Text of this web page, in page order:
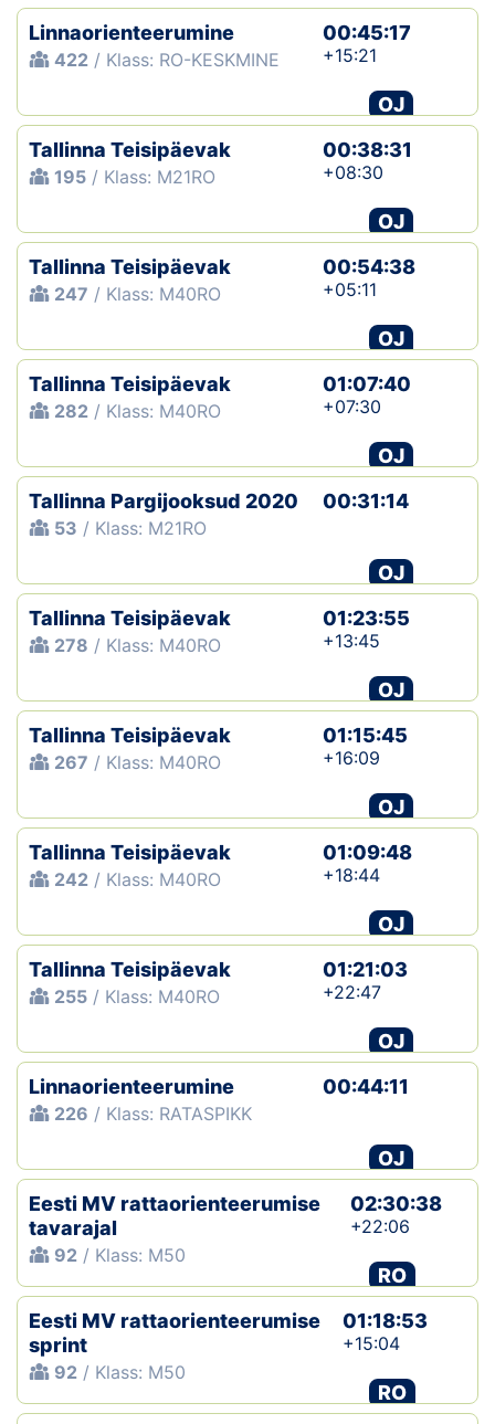
Linnaorienteerumine
422 / Klass: RO-KESKMINE
00:45:17
+15:21
OJ
Tallinna Teisipäevak
195 / Klass: M21RO
00:38:31
+08:30
OJ
Tallinna Teisipäevak
247 / Klass: M40RO
00:54:38
+05:11
OJ
Tallinna Teisipäevak
282 / Klass: M40RO
01:07:40
+07:30
OJ
Tallinna Pargijooksud 2020
53 / Klass: M21RO
00:31:14
OJ
Tallinna Teisipäevak
278 / Klass: M40RO
01:23:55
+13:45
OJ
Tallinna Teisipäevak
267 / Klass: M40RO
01:15:45
+16:09
OJ
Tallinna Teisipäevak
242 / Klass: M40RO
01:09:48
+18:44
OJ
Tallinna Teisipäevak
255 / Klass: M40RO
01:21:03
+22:47
OJ
Linnaorienteerumine
226 / Klass: RATASPIKK
00:44:11
OJ
Eesti MV rattaorienteerumise
tavarajal
92 / Klass: M50
02:30:38
+22:06
RO
Eesti MV rattaorienteerumise
sprint
92 / Klass: M50
01:18:53
+15:04
RO